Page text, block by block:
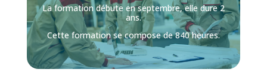
La formation débute en septembre, elle dure 2
ans.
Cette formation se compose de 840 heures.